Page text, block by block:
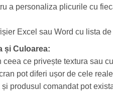
a personaliza plicurile cu
Excel sau Word cu lista
și Culoarea:
ce privește textura sau
pot diferi ușor de cele
produsul comandat pot